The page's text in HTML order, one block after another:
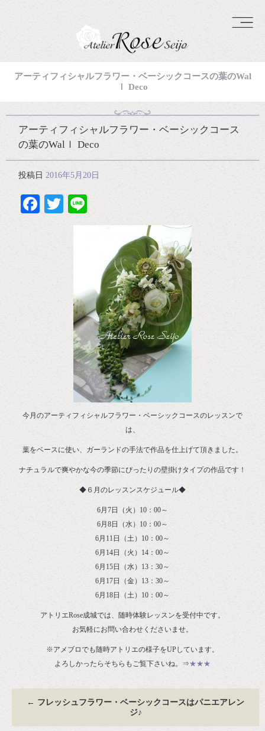
アーティフィシャルフラワー・ベーシックコースの葉のWal
ｌ Deco
アーティフィシャルフラワー・ベーシックコース
の葉のWalｌ Deco
投稿日 2016年5月20日
Facebook
Twitter
今月のアーティフィシャルフラワー・ベーシックコースのレッスンで
は、
葉をベースに使い、ガーランドの手法で作品を仕上げて頂きました。
ナチュラルで爽やかな今の季節にぴったりの壁掛けタイプの作品です！
◆６月のレッスンスケジュール◆
6月7日（火）10：00～
6月8日（水）10：00～
6月11日（土）10：00～
6月14日（火）14：00～
6月15日（水）13：30～
6月17日（金）13：30～
6月18日（土）10：00～
アトリエRose成城では、随時体験レッスンを受付中です。
お気軽にお問い合わせくださいませ。
※アメブロでも随時アトリエの様子をUPしています。
よろしかったらそちらもご覧下さいね。⇒★★★
← フレッシュフラワー・ベーシックコースはパニエアレン
ジ♪